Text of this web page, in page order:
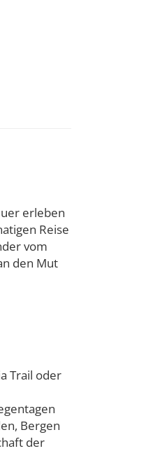
erleben
Reise
vom
den Mut
Trail oder
Bergen
der